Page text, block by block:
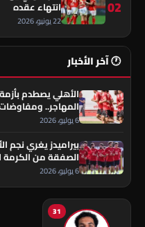
02 انتهاء عقده
22 يونيو، 2026
🕐 آخر الأخبار
الأهلي يصطدم
المهاجر..
6 يوليو، 2026
بيراميدز يغري
الصفقة من الكرمة
6 يوليو، 2026
31